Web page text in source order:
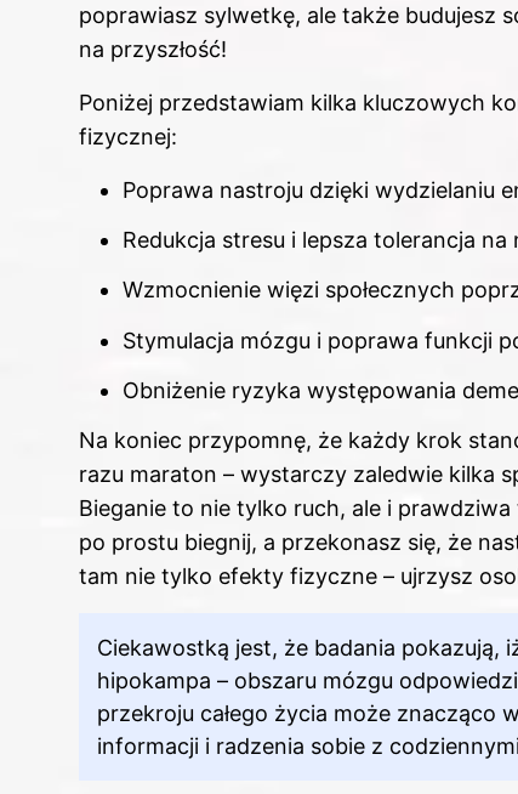
poprawiasz sylwetkę, ale także budujesz
na przyszłość!
Poniżej przedstawiam kilka kluczowych
fizycznej:
Poprawa nastroju dzięki wydzielaniu
Redukcja stresu i lepsza tolerancja na
Wzmocnienie więzi społecznych
Stymulacja mózgu i poprawa funkcji
Obniżenie ryzyka występowania
Na koniec przypomnę, że każdy krok
razu maraton – wystarczy zaledwie kilka
Bieganie to nie tylko ruch, ale i prawdziwa
po prostu biegnij, a przekonasz się, że
tam nie tylko efekty fizyczne – ujrzysz
Ciekawostką jest, że badania pokazują,
hipokampa – obszaru mózgu
przekroju całego życia może znacząco
informacji i radzenia sobie z